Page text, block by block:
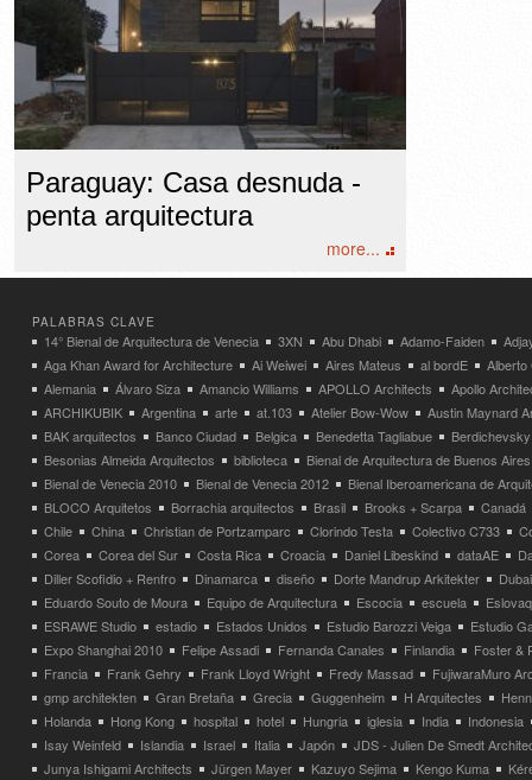
Paraguay: Casa desnuda -
penta arquitectura
more...
PALABRAS CLAVE
14° Bienal de Arquitectura de Venecia 3XN Abu Dhabi Adamo-Faiden
Aga Khan Award for Architecture
Ai Weiwei Aires Mateus al bordE
Alberto
Alemania
Álvaro Siza Amancio Williams APOLLO Architects
Apollo
ARCHIKUBIK
Argentina arte at.103 Atelier Bow-Wow
Austin Maynard
BAK arquitectos
Banco Ciudad Belgica Benedetta Tagliabue
Besonias Almeida Arquitectos
biblioteca
Bienal de Arquitectura de Buenos Aires
Bienal de Venecia 2010
Bienal de Venecia 2012
Bienal Iberoamericana de
BLOCO Arquitetos
Borrachia arquitectos Brasil Brooks + Scarpa
Canadá
Chile
China Christian de Portzamparc Clorindo Testa Colectivo C733
Corea
Corea del Sur Costa Rica Croacia Daniel Libeskind dataAE
Diller Scofidio + Renfro
Dinamarca diseño Dorte Mandrup Arkitekter
Dubai
Eduardo Souto de Moura
Equipo de Arquitectura Escocia escuela
ESRAWE Studio
estadio Estados Unidos Estudio Barozzi Veiga
Estudio
Expo Shanghai 2010
Felipe Assadi Fernanda Canales Finlandia
Foster &
Francia
Frank Gehry Frank Lloyd Wright Fredy Massad
FujiwaraMuro
gmp architekten
Gran Bretaña Grecia Guggenheim H Arquitectes
Holanda
Hong Kong hospital hotel Hungria iglesia India
Indonesia
Isay Weinfeld
Islandia Israel Italia Japón
JDS - Julien De Smedt
Junya Ishigami Architects
Jürgen Mayer Kazuyo Sejima Kengo Kuma